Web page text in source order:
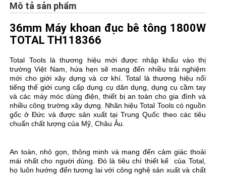
Mô tả sản phẩm
36mm Máy khoan đục bê tông 1800W
TOTAL TH118366
Total Tools là thương hiệu mới được nhập khẩu vào thị
trường Việt Nam, hứa hẹn sẽ mang đến nhiều trải nghiệm
mới cho giới xây dựng và cơ khí. Total là thương hiệu nổi
tiếng thế giới cung cấp dụng cụ dân dụng, dụng cụ cầm tay
và các máy móc dùng điện, thiết bị an toàn cho gia đình và
nhiều công trường xây dựng. Nhãn hiệu Total Tools có nguồn
gốc ở Đức và được sản xuất tại Trung Quốc theo các tiêu
chuẩn chất lượng của Mỹ, Châu Âu.
An toàn, nhỏ gọn, thông minh và mang đến cảm giác thoải
mái nhất cho người dùng. Đó là tiêu chí thiết kế của Total,
họ luôn hướng đến tương lai với công nghệ sản xuất và chất